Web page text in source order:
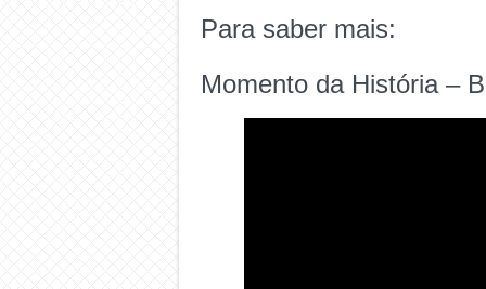
Para saber mais:
Momento da História –